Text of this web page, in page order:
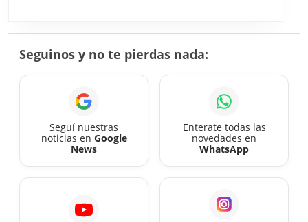
mutuales
hasta
diciembre
con
nueva
modalidad
Seguinos y no te pierdas nada:
Seguí nuestras
noticias en Google
News
Enterate todas las
novedades en
WhatsApp